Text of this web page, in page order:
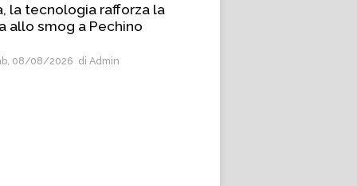
la tecnologia rafforza la
allo smog a Pechino
08/08/2026 di Admin